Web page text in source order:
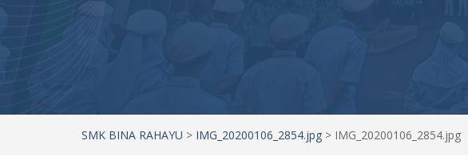
SMK BINA RAHAYU > IMG_20200106_2854.jpg > IMG_20200106_2854.jpg